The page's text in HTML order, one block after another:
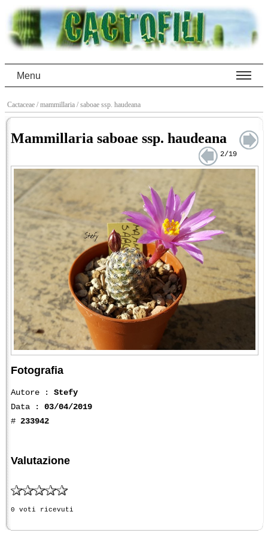
Menu
Cactaceae / mammillaria / saboae ssp. haudeana
Mammillaria saboae ssp. haudeana
2/19
Fotografia
Autore : Stefy
Data : 03/04/2019
# 233942
Valutazione
0 voti ricevuti